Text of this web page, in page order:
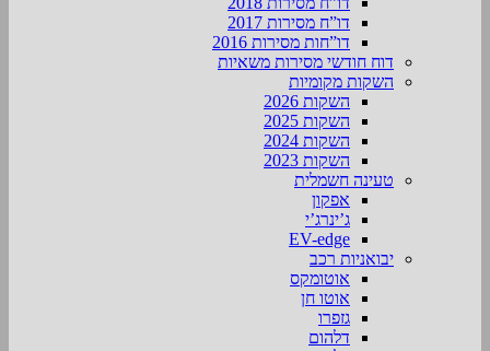
דו”ח מסירות 2017
דו”חות מסירות 2016
דוח חודשי מסירות משאיות
השקות מקומיות
השקות 2026
השקות 2025
השקות 2024
השקות 2023
טעינה חשמלית
אפקון
ג’ינרג’י
EV-edge
יבואניות רכב
אוטומקס
אוטו חן
גזפרו
דלהום